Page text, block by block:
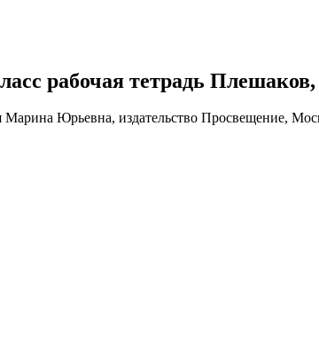
рабочая тетрадь